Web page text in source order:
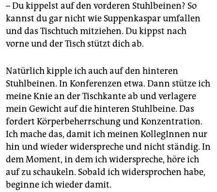
– Du kippelst auf den vorderen Stuhlbeinen? So
kannst du gar nicht wie Suppenkaspar umfallen
und das Tischtuch mitziehen. Du kippst nach
vorne und der Tisch stützt dich ab.
Natürlich kipple ich auch auf den hinteren
Stuhlbeinen. In Konferenzen etwa. Dann stütze ich
meine Knie an der Tischkante ab und verlagere
mein Gewicht auf die hinteren Stuhlbeine. Das
fordert Körperbeherrschung und Konzentration.
Ich mache das, damit ich meinen KollegInnen nur
hin und wieder widerspreche und nicht ständig. In
dem Moment, in dem ich widerspreche, höre ich
auf zu schaukeln. Sobald ich widersprochen habe,
beginne ich wieder damit.